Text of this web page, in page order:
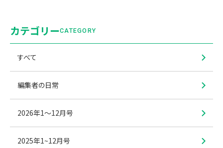
カテゴリーCATEGORY
すべて
編集者の日常
2026年1〜12月号
2025年1~12月号